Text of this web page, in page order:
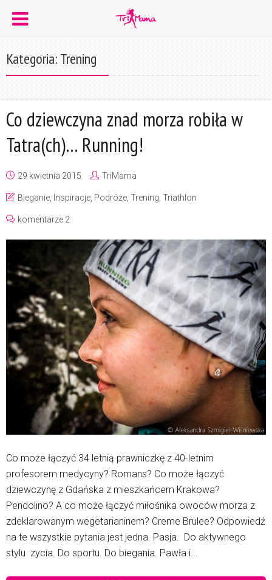
Kategoria: Trening
Co dziewczyna znad morza robiła w
Tatra(ch)… Running!
29 kwietnia 2015 TriMama
Bieganie Inspiracje Podróże Trening Triathlon
komentarze 2
Co może łączyć 34 letnią prawniczkę z 40-letnim
profesorem medycyny? Romans? Co może łączyć
dziewczynę z Gdańska z mieszkańcem Krakowa?
Pendolino? A co może łączyć miłośnika owoców morza z
zdeklarowanym wegetarianinem? Creme Brulee? Odpowiedź
na te wszystkie pytania jest jedna. Pasja. Do aktywnego
stylu zycia. Do sportu. Do biegania. Pawła i...